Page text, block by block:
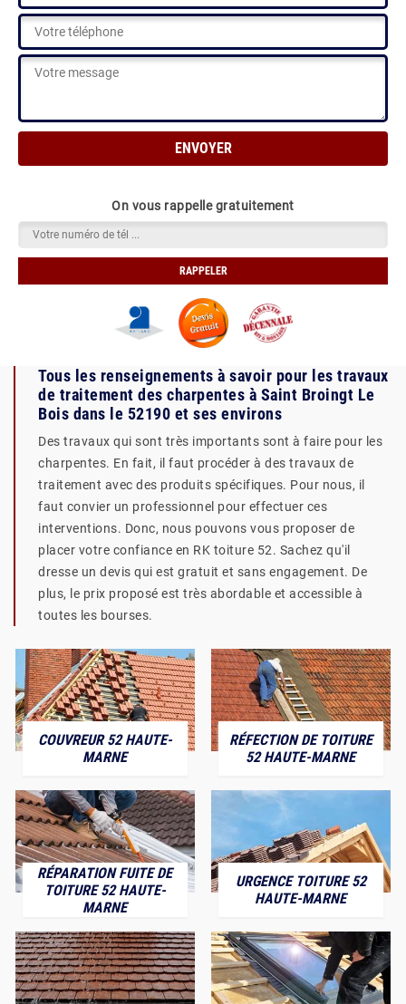
On vous rappelle gratuitement
Tous les renseignements à savoir pour les travaux
de traitement des charpentes à Saint Broingt Le
Bois dans le 52190 et ses environs
Des travaux qui sont très importants sont à faire pour les
charpentes. En fait, il faut procéder à des travaux de
traitement avec des produits spécifiques. Pour nous, il
faut convier un professionnel pour effectuer ces
interventions. Donc, nous pouvons vous proposer de
placer votre confiance en RK toiture 52. Sachez qu'il
dresse un devis qui est gratuit et sans engagement. De
plus, le prix proposé est très abordable et accessible à
toutes les bourses.
COUVREUR 52 HAUTE-
MARNE
RÉFECTION DE TOITURE
52 HAUTE-MARNE
RÉPARATION FUITE DE
TOITURE 52 HAUTE-
MARNE
URGENCE TOITURE 52
HAUTE-MARNE